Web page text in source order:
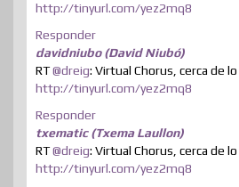
http://tinyurl.com/yez2mq8
Responder
davidniubo (David Niubó)
RT@dreig: Virtual Chorus, cerca de
http://tinyurl.com/yez2mq8
Responder
txematic (Txema Laullon)
RT@dreig: Virtual Chorus, cerca de
http://tinyurl.com/yez2mq8